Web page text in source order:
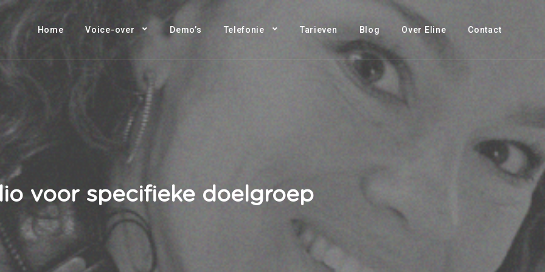
Home Voice-over Demo’s Telefonie Tarieven Blog Over Eline Contact
voor specifieke doelgroep